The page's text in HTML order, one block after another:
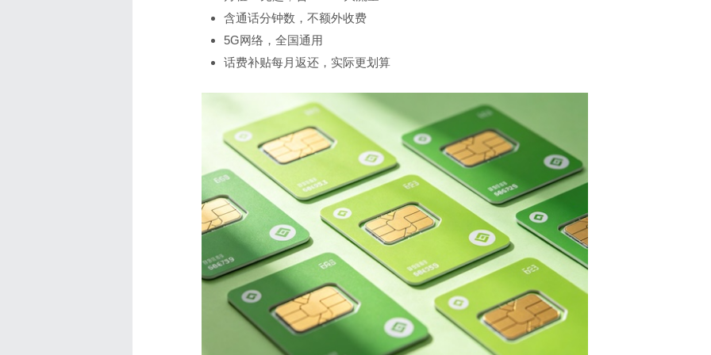
含通话分钟数，不额外收费
5G网络，全国通用
话费补贴每月返还，实际更划算